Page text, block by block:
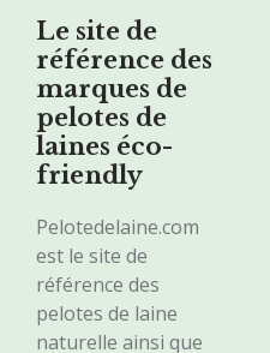
Le site de
référence des
marques de
pelotes de
laines éco-
friendly
Pelotedelaine.com
est le site de
référence des
pelotes de laine
naturelle ainsi que